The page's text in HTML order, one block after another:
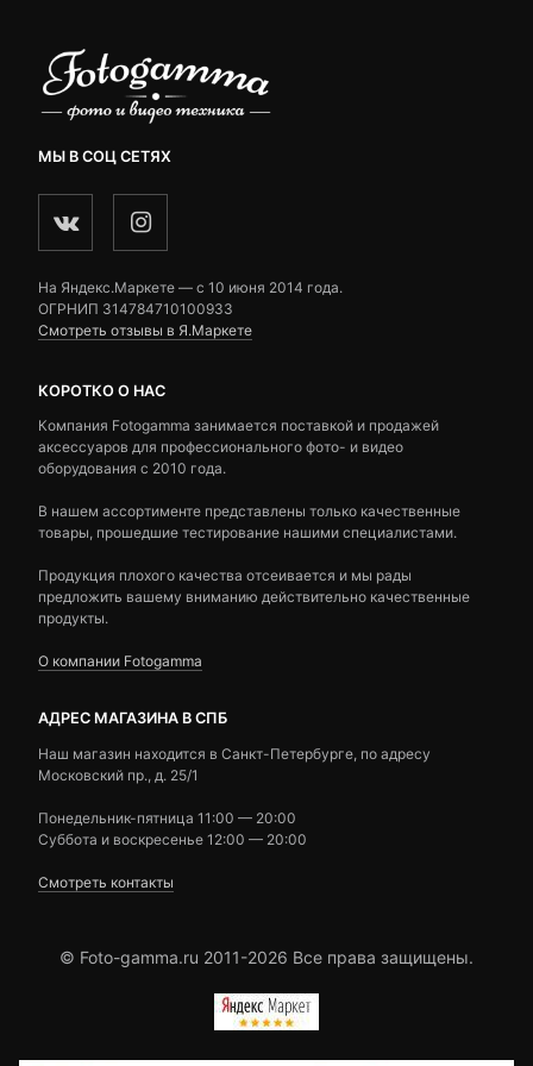
МЫ В СОЦ СЕТЯХ
На Яндекс.Маркете — c 10 июня 2014 года.
ОГРНИП 314784710100933
Смотреть отзывы в Я.Маркете
КОРОТКО О НАС
Компания Fotogamma занимается поставкой и продажей
аксессуаров для профессионального фото- и видео
оборудования с 2010 года.
В нашем ассортименте представлены только качественные
товары, прошедшие тестирование нашими специалистами.
Продукция плохого качества отсеивается и мы рады
предложить вашему вниманию действительно качественные
продукты.
О компании Fotogamma
АДРЕС МАГАЗИНА В СПБ
Наш магазин находится в Санкт-Петербурге, по адресу
Московский пр., д. 25/1
Понедельник-пятница 11:00 — 20:00
Суббота и воскресенье 12:00 — 20:00
Смотреть контакты
© Foto-gamma.ru 2011-2026 Все права защищены.